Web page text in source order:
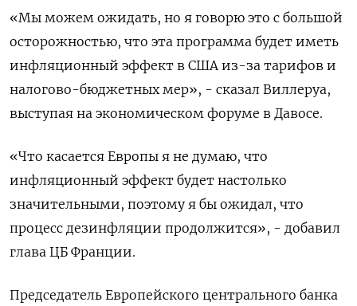
«Мы можем ожидать, но я говорю это с большой
осторожностью, что эта программа будет иметь
инфляционный эффект в США из-за тарифов и
налогово-бюджетных мер», - сказал Виллеруа,
выступая на экономическом форуме в Давосе.
«Что касается Европы я не думаю, что
инфляционный эффект будет настолько
значительными, поэтому я бы ожидал, что
процесс дезинфляции продолжится», - добавил
глава ЦБ Франции.
Председатель Европейского центрального банка